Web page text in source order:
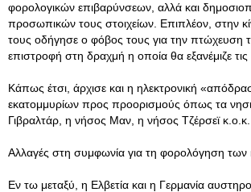
φορολογικών επιβαρύνσεων, αλλά και
προσωπικών τους στοιχείων. Επιπλέον, στην
τους οδήγησε ο φόβος τους για την πτώχευση
επιστροφή στη δραχμή η οποία θα εξανέμιζε τις
Κάπως έτσι, άρχισε και η ηλεκτρονική
εκατομμυρίων προς προορισμούς όπως τα
Γιβραλτάρ, η νήσος Μαν, η νήσος Τζέρσεϊ κ.ο.κ.
Aλλαγές στη συμφωνία για τη φορολόγηση των
Εν τω μεταξύ, η Ελβετία και η Γερμανία